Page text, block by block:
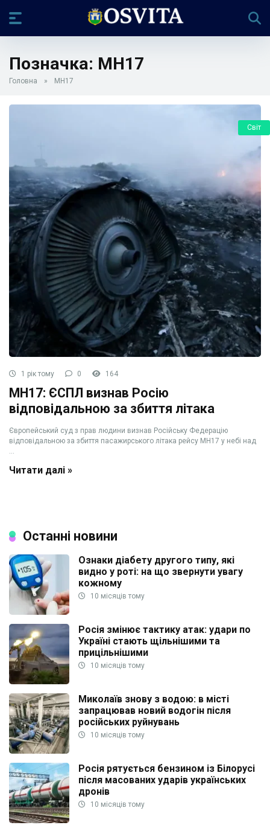
Позначка: MH17
Головна » MH17
Світ
1 рік тому 0 164
MH17: ЄСПЛ визнав Росію
відповідальною за збиття літака
Європейський суд з прав людини визнав Російську Федерацію
відповідальною за збиття пасажирського літака рейсу MH17 у небі над
...
Читати далі »
Останні новини
Ознаки діабету другого типу, які
видно у роті: на що звернути увагу
кожному
10 місяців тому
Росія змінює тактику атак: удари по
Україні стають щільнішими та
прицільнішими
10 місяців тому
Миколаїв знову з водою: в місті
запрацював новий водогін після
російських руйнувань
10 місяців тому
Росія рятується бензином із Білорусі
після масованих ударів українських
дронів
10 місяців тому